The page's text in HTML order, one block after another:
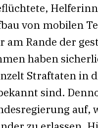
von mobilen
am Rande der
haben
Straftaten in
sind.